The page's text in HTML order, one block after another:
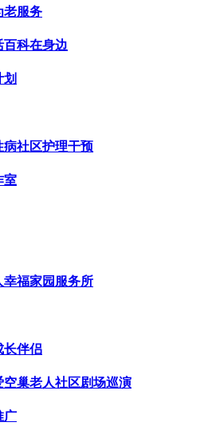
服务
科在身边
社区护理干预
室
幸福家园服务所
长伴侣
巢老人社区剧场巡演
广